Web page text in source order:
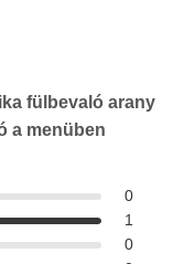
fülbevaló arany
a menüben
0
1
0